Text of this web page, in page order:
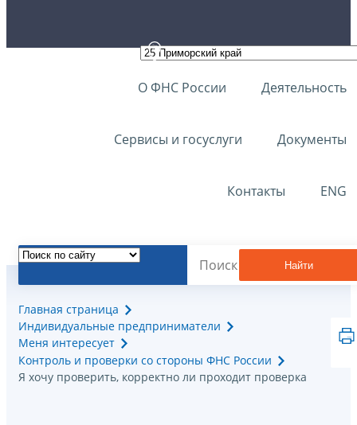
О ФНС России Деятельность
Сервисы и госуслуги Документы
Контакты ENG
Найти
Главная страница
Индивидуальные предприниматели
Меня интересует
Контроль и проверки со стороны ФНС России
Я хочу проверить, корректно ли проходит проверка